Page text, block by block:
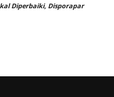
Diperbaiki, Disporapar